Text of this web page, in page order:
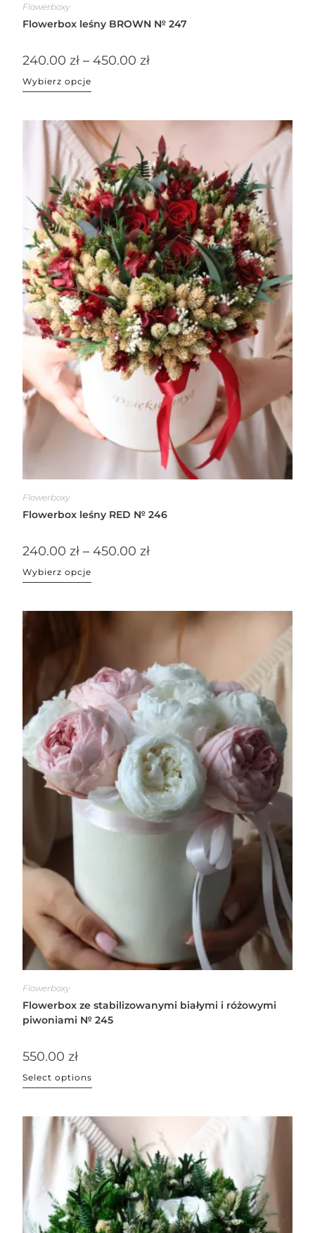
Flowerboxy
Flowerbox leśny BROWN № 247
240.00zł – 450.00zł
Wybierz opcje
Flowerboxy
Flowerbox leśny RED № 246
240.00zł – 450.00zł
Wybierz opcje
Flowerboxy
Flowerbox ze stabilizowanymi białymi i różowymi
piwoniami № 245
550.00zł
Select options